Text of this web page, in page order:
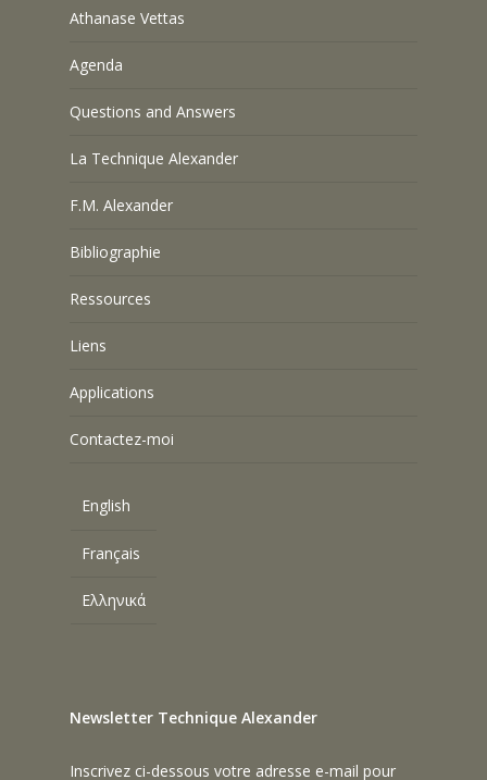
Athanase Vettas
Agenda
Questions and Answers
La Technique Alexander
F.M. Alexander
Bibliographie
Ressources
Liens
Applications
Contactez-moi
English
Français
Ελληνικά
Newsletter Technique Alexander
Inscrivez ci-dessous votre adresse e-mail pour